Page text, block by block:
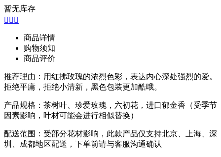
暂无库存
  
商品详情
购物须知
商品评价
推荐理由：用红拂玫瑰的浓烈色彩，表达内心深处强烈的爱。
拒绝平庸，拒绝小清新，黑色包装更加酷哦。
产品规格：茶树叶、珍爱玫瑰，六初花，进口郁金香（受季节
因素影响，叶材可能会进行相似替换）
配送范围：受部分花材影响，此款产品仅支持北京、上海、深
圳、成都地区配送，下单前请与客服沟通确认